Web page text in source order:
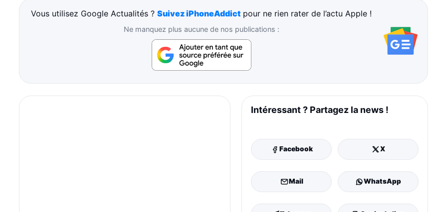
Vous utilisez Google Actualités ?Suivez iPhoneAddict pour ne rien rater de l’actu Apple !
Ne manquez plus aucune de nos publications :
Intéressant ? Partagez la news !
Facebook X
Mail WhatsApp